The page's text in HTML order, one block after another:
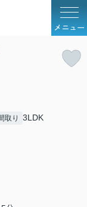
メニュー
取り 3LDK